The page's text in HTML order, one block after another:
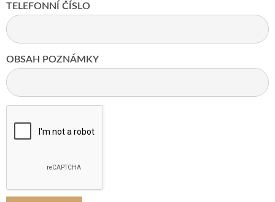
TELEFONNÍ ČÍSLO
OBSAH POZNÁMKY